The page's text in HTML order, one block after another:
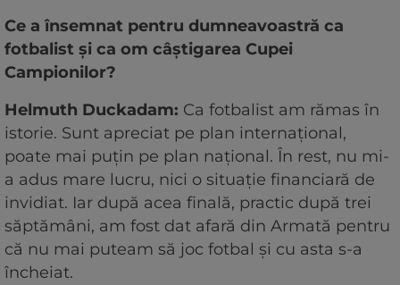
Ce a însemnat pentru dumneavoastră ca
fotbalist şi ca om câştigarea Cupei
Campionilor?
Helmuth Duckadam: Ca fotbalist am rămas în
istorie. Sunt apreciat pe plan internaţional,
poate mai puţin pe plan naţional. În rest, nu mi-
a adus mare lucru, nici o situaţie financiară de
invidiat. Iar după acea finală, practic după trei
săptămâni, am fost dat afară din Armată pentru
că nu mai puteam să joc fotbal şi cu asta s-a
încheiat.